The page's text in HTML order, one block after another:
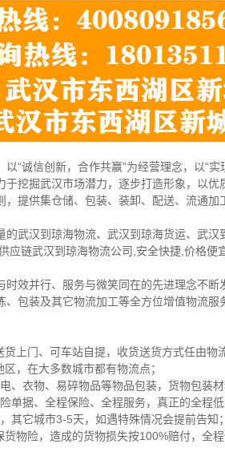
“诚信创新，合作共赢”为经营理念，以“
于挖掘武汉市场潜力，逐步打造形象，以
，提供集仓储、包装、装卸、配送、流通
武汉到琼海物流、武汉到琼海货运、武
应链武汉到琼海物流公司,安全快捷,价格便
效并行、服务与微笑同在的先进理念不
包装及其它物流加工等全方位增值物流服
上门、可车站自提，收货送货方式任由物
，在大多数城市都有物流点；
、衣物、易碎物品等物品包装，货物包装
单据、全程保险、全程服务，真正的全程
其它城市3-5天，如遇特殊情况会提前告知；
物险，造成的货物损失按100%赔付，全